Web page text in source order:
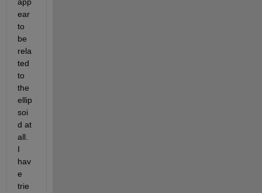
ear
to
be
rela
ted
to
the
ellip
soi
d at
all.
I
hav
e
trie